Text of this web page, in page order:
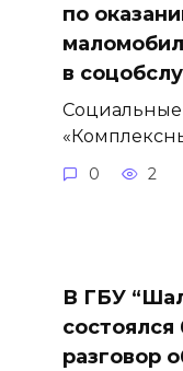
по
в
0 2
В ГБУ
разговор